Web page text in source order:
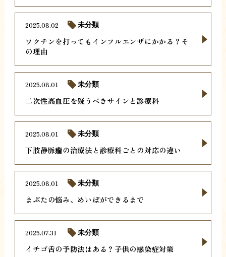
ワクチンを打ってもインフルエンザにかかる？そ
の理由
2025.08.02 未分類
二次性高血圧を疑うべきサインと診療科
2025.08.01 未分類
下肢静脈瘤の治療法と診療科ごとの対応の違い
2025.08.01 未分類
まぶたの悩み、めいぼができるまで
2025.08.01 未分類
イチゴ舌の予防法はある？子供の感染症対策
2025.07.31 未分類